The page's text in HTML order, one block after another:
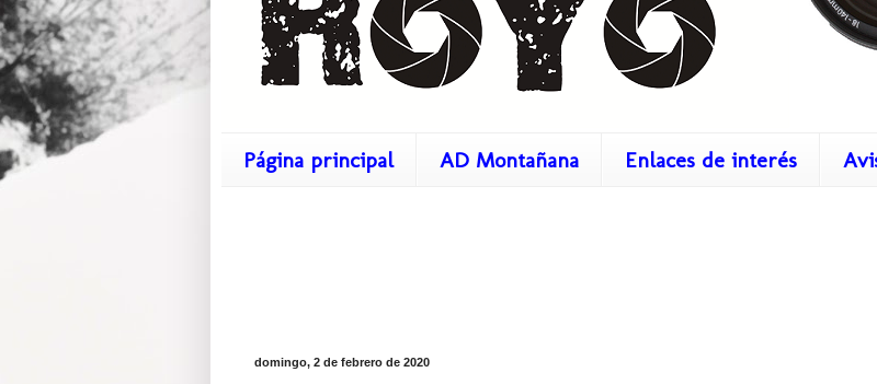
Página principal AD Montañana Enlaces de interés
domingo, 2 de febrero de 2020